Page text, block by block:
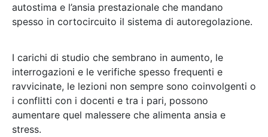
autostima e l’ansia prestazionale che mandano
spesso in cortocircuito il sistema di autoregolazione.
I carichi di studio che sembrano in aumento, le
interrogazioni e le verifiche spesso frequenti e
ravvicinate, le lezioni non sempre sono coinvolgenti o
i conflitti con i docenti e tra i pari, possono
aumentare quel malessere che alimenta ansia e
stress.